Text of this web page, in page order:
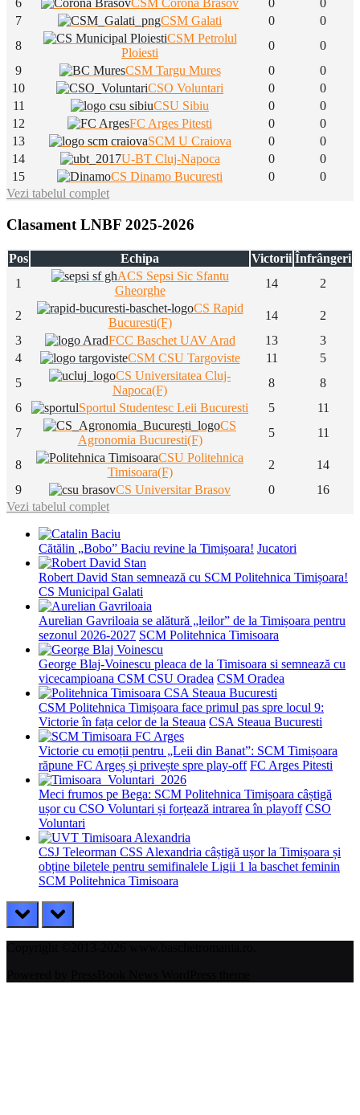
6 CSM Corona Brasov 0
0
7
CSM Galati 0
0
8
CSM Petrolul
Ploiesti
0
0
9
CSM Targu Mures 0
0
10
CSO Voluntari 0
0
11
CSU Sibiu 0
0
12
FC Arges Pitesti 0
0
13
SCM U Craiova 0
0
14
U-BT Cluj-Napoca 0
0
15
CS Dinamo Bucuresti 0
0
Vezi tabelul complet
Clasament LNBF 2025-2026
Pos Echipa Victorii Înfrângeri
1
ACS Sepsi Sic Sfantu
Gheorghe
14 2
2
CS Rapid
Bucuresti(F)
14
2
3
FCC Baschet UAV Arad 13
3
4
CSM CSU Targoviste 11
5
5
CS Universitatea Cluj-
Napoca(F)
8
8
6
Sportul Studentesc Leii Bucuresti 5
11
7
CS
Agronomia Bucuresti(F)
5 11
8
CSU Politehnica
Timisoara(F)
2
14
9
CS Universitar Brasov 0
16
Vezi tabelul complet
Cătălin „Bobo” Baciu revine la Timișoara! Jucatori
Robert David Stan semnează cu SCM Politehnica Timișoara!
CS Municipal Galati
Aurelian Gavriloaia se alătură „leilor” de la Timișoara pentru
sezonul 2026-2027 SCM Politehnica Timisoara
George Blaj-Voinescu pleaca de la Timisoara si semnează cu
vicecampioana CSM CSU Oradea CSM Oradea
CSM Politehnica Timișoara face primul pas spre locul 9:
Victorie în fața celor de la Steaua CSA Steaua Bucuresti
Victorie cu emoții pentru „Leii din Banat”: SCM Timișoara
răpune FC Argeș și privește spre play-off FC Arges Pitesti
Meci frumos pe Bega: SCM Politehnica Timișoara câștigă
ușor cu CSO Voluntari și forțează intrarea în playoff CSO
Voluntari
CSJ Teleorman CSS Alexandria câștigă ușor la Timișoara și
obține biletele pentru semifinalele Ligii 1 la baschet feminin
SCM Politehnica Timisoara
prev next